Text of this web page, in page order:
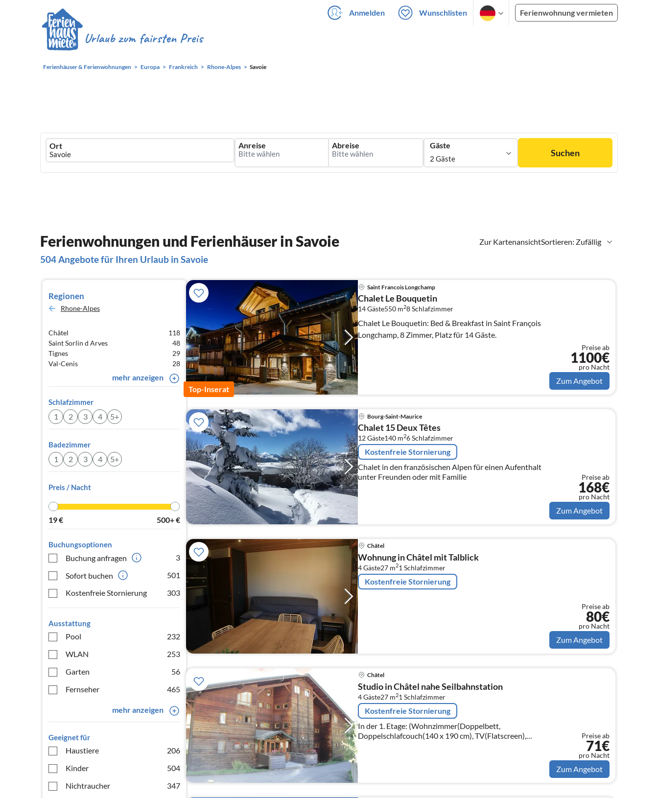
Anmelden Wunschlisten Ferienwohnung vermieten
Ferienhäuser & Ferienwohnungen Europa Frankreich Rhone-Alpes Savoie
Ferienhausmiete
logo
Ort Anreise Abreise Gäste
2 Gäste
Suchen
Zur KartenansichtSortieren: Zufällig
Ferienwohnungen und Ferienhäuser in Savoie
504 Angebote für Ihren Urlaub in Savoie
Regionen
Rhone-Alpes
Châtel
118
Saint Sorlin d Arves
48
Tignes
29
Val-Cenis
28
mehr anzeigen
Schlafzimmer
1 2 3 4 5+
Badezimmer
1 2 3 4 5+
Preis / Nacht
19€ 500+€
Buchungsoptionen
Buchung anfragen
3
Sofort buchen
501
Kostenfreie Stornierung
303
Ausstattung
Pool
232
WLAN
253
Garten
56
Fernseher
465
mehr anzeigen
Geeignet für
Haustiere
206
Kinder
504
Nichtraucher
347
Top-Inserat
Saint Francois Longchamp
Chalet Le Bouquetin
14 Gäste550 m28Schlafzimmer
Chalet Le Bouquetin: Bed & Breakfast in Saint François
Longchamp, 8 Zimmer, Platz für 14 Gäste.
Preise ab
1100€
pro Nacht
Zum Angebot
Bourg-Saint-Maurice
Chalet 15 Deux Têtes
12 Gäste140 m26Schlafzimmer
Kostenfreie Stornierung
Chalet in den französischen Alpen für einen Aufenthalt
unter Freunden oder mit Familie
Preise ab
168€
pro Nacht
Zum Angebot
Châtel
Wohnung in Châtel mit Talblick
4 Gäste27 m21 Schlafzimmer
Kostenfreie Stornierung
Preise ab
80€
pro Nacht
Zum Angebot
Châtel
Studio in Châtel nahe Seilbahnstation
4 Gäste27 m21 Schlafzimmer
Kostenfreie Stornierung
In der 1. Etage: (Wohnzimmer(Doppelbett,
Doppelschlafcouch(140 x 190 cm), TV(Flatscreen),
Kaffeemaschine(Filter)
Preise ab
71€
pro Nacht
Zum Angebot